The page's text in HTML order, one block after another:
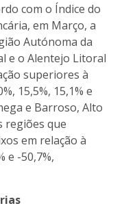
com o Índice do
em Março, a
Autónoma da
e o Alentejo Litoral
superiores à
15,5%, 15,1% e
e Barroso, Alto
regiões que
em relação à
e -50,7%,